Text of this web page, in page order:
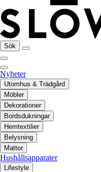
Sök
Nyheter
Utomhus & Trädgård
Möbler
Dekorationer
Bordsdukningar
Hemtextilier
Belysning
Mattor
Hushållsapparater
Lifestyle